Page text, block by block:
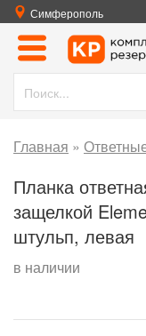
Симферополь
Главная »
Планка
защелкой
штульп, левая
в наличии